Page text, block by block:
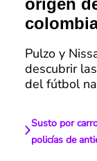
origen
Pulzo y
descubrir
del fútbol
Susto por
policías de